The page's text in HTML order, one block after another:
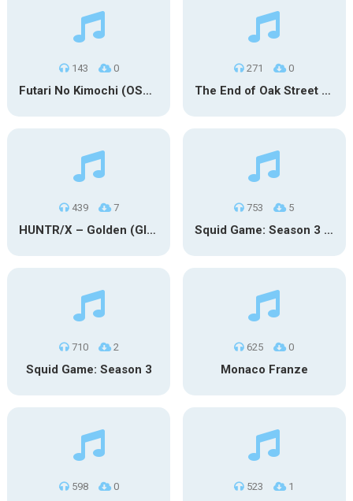
143 0
Futari No Kimochi (OST Inuyasha)
271 0
The End of Oak Street Trailer
439 7
HUNTR/X – Golden (Glowin’ Version)
753 5
Squid Game: Season 3 | Final Games
710 2
Squid Game: Season 3
625 0
Monaco Franze
598 0 523 1